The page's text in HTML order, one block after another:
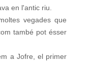
en l'antic riu.
vegades que
també pot ésser
a Jofre, el primer